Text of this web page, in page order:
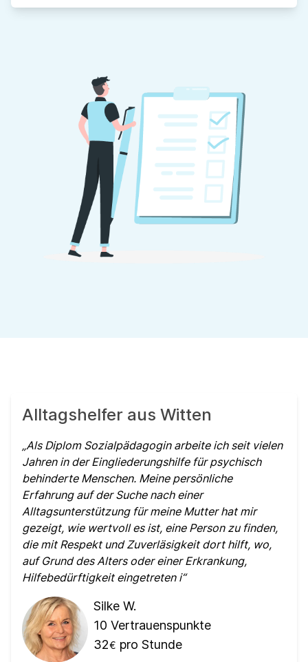
Alltagshelfer aus Witten
Als Diplom Sozialpädagogin arbeite ich seit vielen
Jahren in der Eingliederungshilfe für psychisch
behinderte Menschen. Meine persönliche
Erfahrung auf der Suche nach einer
Alltagsunterstützung für meine Mutter hat mir
gezeigt, wie wertvoll es ist, eine Person zu finden,
die mit Respekt und Zuverläsigkeit dort hilft, wo,
auf Grund des Alters oder einer Erkrankung,
Hilfebedürftigkeit eingetreten i
Silke W.
10 Vertrauenspunkte
32€ pro Stunde